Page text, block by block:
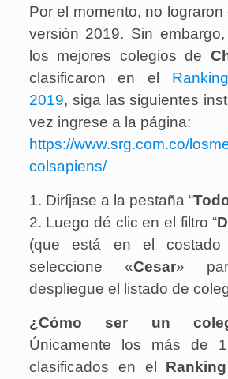
Por el momento, no lograron
versión 2019. Sin
los mejores colegios de
clasificaron en el
2019, siga las siguientes
vez ingrese a la página:
https://www.srg.com.co/
colsapiens/
1. Diríjase a la pestaña “
2. Luego dé clic en el filtro “
(que está en el costado
seleccione «Cesar»
despliegue el listado de
¿Cómo ser un
Únicamente los más de
clasificados en el